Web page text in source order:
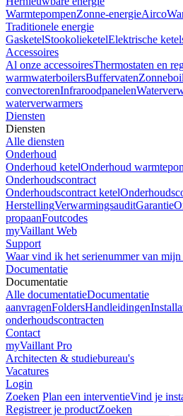
WarmtepompenZonne-energieAirco
Traditionele energie
GasketelStookolieketelElektrische
Accessoires
Al onze accessoiresThermostaten en
warmwaterboilersBuffervaten
convectorenInfraroodpanelen
waterverwarmers
Diensten
Diensten
Alle diensten
Onderhoud
Onderhoud ketelOnderhoud
Onderhoudscontract
Onderhoudscontract ketel
HerstellingVerwarmingsauditGarantie
propaanFoutcodes
myVaillant Web
Support
Waar vind ik het serienummer van mijn
Documentatie
Documentatie
Alle documentatieDocumentatie
aanvragenFoldersHandleidingen
onderhoudscontracten
Contact
myVaillant Pro
Architecten & studiebureau's
Vacatures
Login
Zoeken Plan een interventieVind je
Registreer je productZoeken